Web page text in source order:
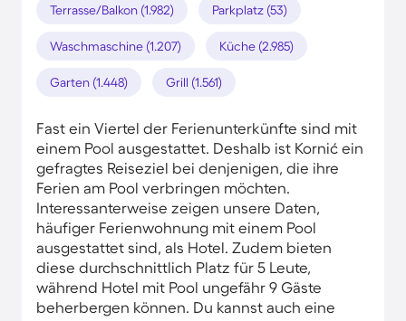
Terrasse/Balkon (1.982) Parkplatz (53)
Waschmaschine (1.207) Küche (2.985)
Garten (1.448) Grill (1.561)
Fast ein Viertel der Ferienunterkünfte sind mit
einem Pool ausgestattet. Deshalb ist Kornić ein
gefragtes Reiseziel bei denjenigen, die ihre
Ferien am Pool verbringen möchten.
Interessanterweise zeigen unsere Daten,
häufiger Ferienwohnung mit einem Pool
ausgestattet sind, als Hotel. Zudem bieten
diese durchschnittlich Platz für 5 Leute,
während Hotel mit Pool ungefähr 9 Gäste
beherbergen können. Du kannst auch eine